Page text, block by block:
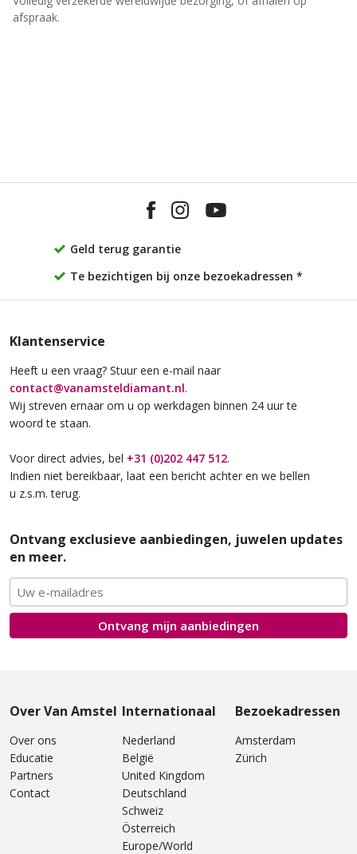
afspraak.
Geld terug garantie
Te bezichtigen bij onze bezoekadressen *
Klantenservice
Heeft u een vraag? Stuur een e-mail naar
contact@vanamsteldiamant.nl.
Wij streven ernaar om u op werkdagen binnen 24 uur te
woord te staan.
Voor direct advies, bel +31 (0)202 447 512.
Indien niet bereikbaar, laat een bericht achter en we bellen
u z.s.m. terug.
Ontvang exclusieve aanbiedingen, juwelen updates
en meer.
Ontvang mijn aanbiedingen
Over Van Amstel
Over ons
Educatie
Partners
Contact
Internationaal
Nederland
België
United Kingdom
Deutschland
Schweiz
Österreich
Europe/World
Bezoekadressen
Amsterdam
Zürich